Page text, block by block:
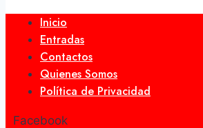
Inicio
Entradas
Contactos
Quienes Somos
Política de Privacidad
Facebook